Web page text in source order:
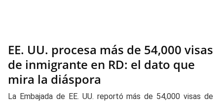
EE. UU. procesa más de 54,000 visas
de inmigrante en RD: el dato que
mira la diáspora
La Embajada de EE. UU. reportó más de 54,000 visas de